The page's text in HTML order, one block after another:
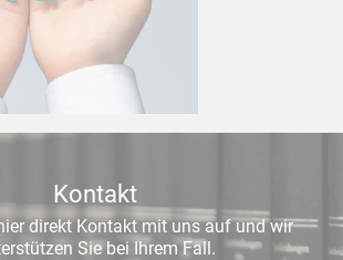
Kontakt
direkt Kontakt mit uns auf und wir
Sie bei Ihrem Fall.